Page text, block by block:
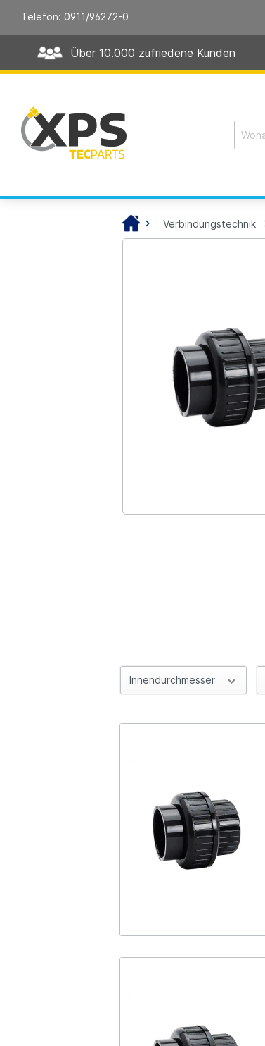
Telefon: 0911/96272-0
Über 10.000 zufriedene Kunden
Verbindungstechnik
Innendurchmesser